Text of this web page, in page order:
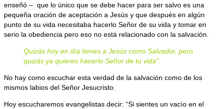
enseñó – que lo único que se debe hacer para ser salvo es una
pequeña oración de aceptación a Jesús y que después en algún
punto de su vida necesitaba hacerlo Señor de su vida y tomar en
serio la obediencia pero eso no está relacionado con la salvación.
Quizás hoy en día tienes a Jesús como Salvador, pero
quizás ya quieres hacerlo Señor de tu vida”.
No hay como escuchar esta verdad de la salvación como de los
mismos labios del Señor Jesucristo.
Hoy escucharemos evangelistas decir: “Si sientes un vacío en el